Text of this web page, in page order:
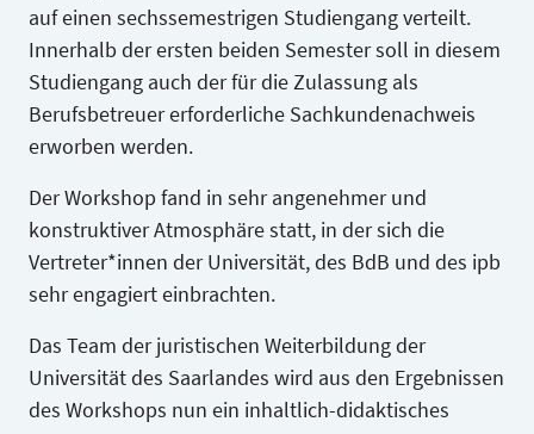
auf einen sechssemestrigen Studiengang verteilt.
Innerhalb der ersten beiden Semester soll in diesem
Studiengang auch der für die Zulassung als
Berufsbetreuer erforderliche Sachkundenachweis
erworben werden.
Der Workshop fand in sehr angenehmer und
konstruktiver Atmosphäre statt, in der sich die
Vertreter*innen der Universität, des BdB und des ipb
sehr engagiert einbrachten.
Das Team der juristischen Weiterbildung der
Universität des Saarlandes wird aus den Ergebnissen
des Workshops nun ein inhaltlich-didaktisches